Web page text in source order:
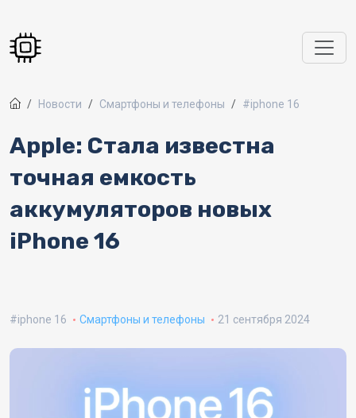
Новости Смартфоны и телефоны #iphone 16
Apple: Стала известна
точная емкость
аккумуляторов новых
iPhone 16
iphone 16 Смартфоны и телефоны 21 сентября 2024